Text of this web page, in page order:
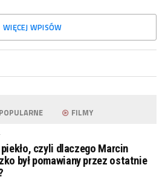
WIĘCEJ WPISÓW
POPULARNE FILMY
czyli dlaczego Marcin
był pomawiany przez ostatnie